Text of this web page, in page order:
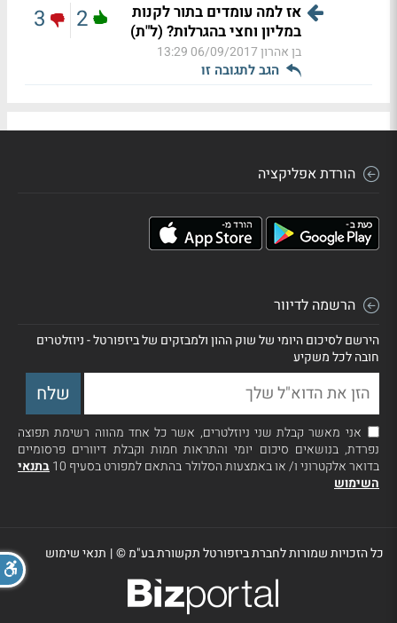
אז למה עומדים בתור לקנות
במליון וחצי בהגרלות? (ל"ת)
בן אהרון06/09/2017 13:29
הגב לתגובה זו
2
3
הורדת אפליקציה
הרשמה לדיוור
הירשם לסיכום היומי של שוק ההון ולמבזקים של ביזפורטל - ניוזלטרים
חובה לכל משקיע
אני מאשר קבלת שני ניוזלטרים, אשר כל אחד מהווה רשימת תפוצה
נפרדת, בנושאים סיכום יומי והתראות חמות וקבלת דיוורים פרסומיים
בדואר אלקטרוני ו/ או באמצעות הסלולר בהתאם למפורט בסעיף 10
בתנאי
השימוש
כל הזכויות שמורות לחברת ביזפורטל תקשורת בע"מ ©| תנאי שימוש